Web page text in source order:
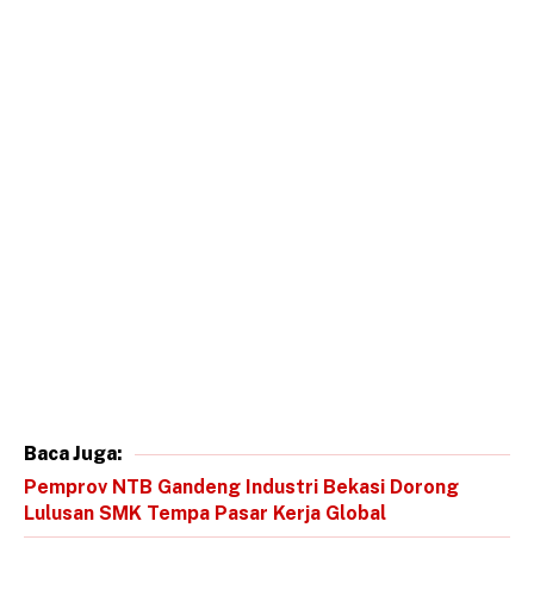
Baca Juga:
Pemprov NTB Gandeng Industri Bekasi Dorong
Lulusan SMK Tempa Pasar Kerja Global